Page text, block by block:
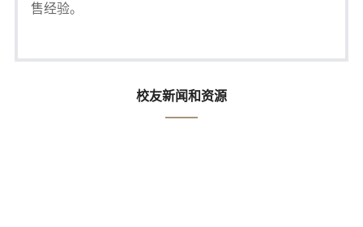
售经验。
校友新闻和资源